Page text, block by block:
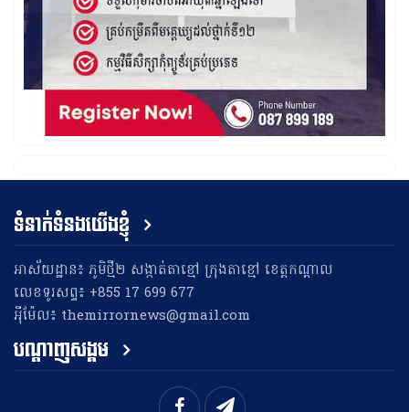
ទំនាក់ទំនងយើងខ្ញុំ
អាស័យដ្ឋាន៖ ភូមិថ្មី២ សង្កាត់តាខ្មៅ ក្រុងតាខ្មៅ ខេត្តកណ្តាល
លេខទូរសព្ទ៖ +855 17 699 677
អុីម៉ែល៖ themirrornews@gmail.com
បណ្តាញសង្គម